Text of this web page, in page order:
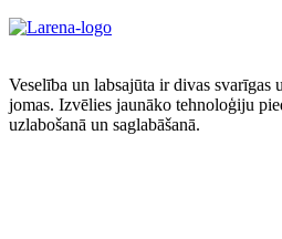
Veselība un labsajūta ir divas svarīgas
jomas. Izvēlies jaunāko tehnoloģiju
uzlabošanā un saglabāšanā.